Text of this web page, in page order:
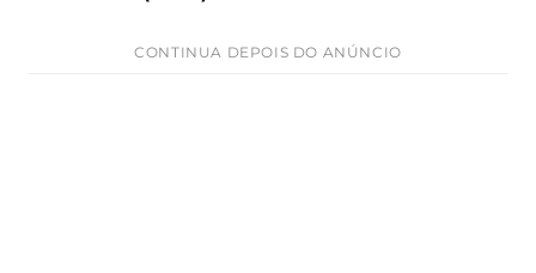
CONTINUA DEPOIS DO ANÚNCIO